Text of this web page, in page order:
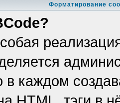
Форматирование
в каждом